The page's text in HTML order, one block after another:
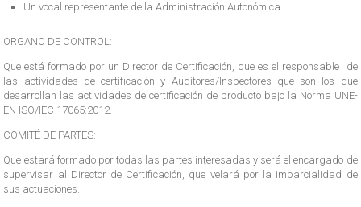
Un vocal representante de la Administración Autonómica.
ORGANO DE CONTROL:
Que está formado por un Director de Certificación, que es el responsable de
las actividades de certificación y Auditores/Inspectores que son los que
desarrollan las actividades de certificación de producto bajo la Norma UNE-
EN ISO/IEC 17065:2012.
COMITÉ DE PARTES:
Que estará formado por todas las partes interesadas y será el encargado de
supervisar al Director de Certificación, que velará por la imparcialidad de
sus actuaciones.